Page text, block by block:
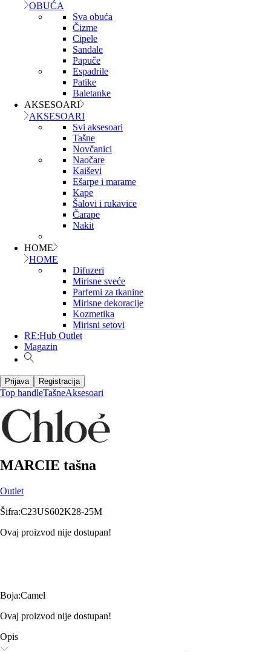
OBUĆA
Sva obuća
Čizme
Cipele
Sandale
Papuče
Espadrile
Patike
Baletanke
AKSESOARI
AKSESOARI
Svi aksesoari
Tašne
Novčanici
Naočare
Kaiševi
Ešarpe i marame
Kape
Šalovi i rukavice
Čarape
Nakit
HOME
HOME
Difuzeri
Mirisne sveće
Parfemi za tkanine
Mirisne dekoracije
Kozmetika
Mirisni setovi
RE:Hub Outlet
Magazin
Prijava Registracija
Top handleTašneAksesoari
MARCIE tašna
Outlet
Šifra:C23US602K28-25M
Ovaj proizvod nije dostupan!
Boja:Camel
Ovaj proizvod nije dostupan!
Opis